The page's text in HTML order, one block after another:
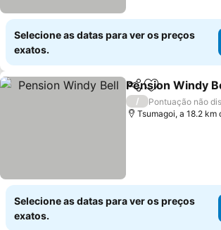
Selecione as datas para ver os preços
exatos.
PartilharAdicionar
Pension Windy
/
Pontuação não
Tsumagoi, a 18.2 km
Selecione as datas para ver os preços
exatos.